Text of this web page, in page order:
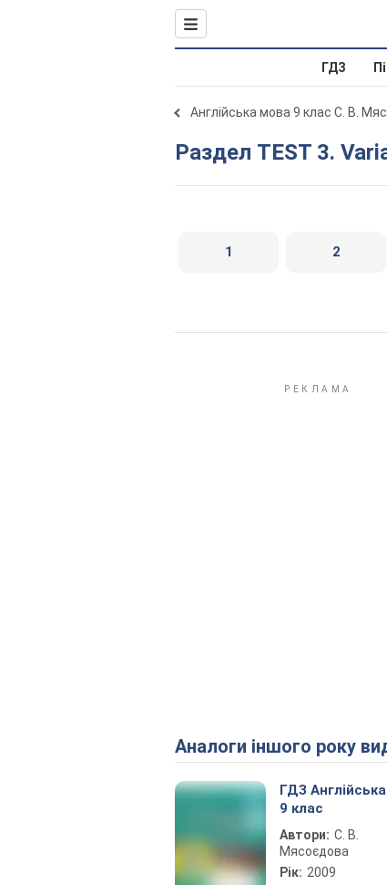
ГДЗ
Англійська мова 9 клас С. В.
Раздел TEST 3.
1 2
Аналоги іншого року
ГДЗ
9 клас
Автори: С. В.
Мясоєдова
Рік: 2009